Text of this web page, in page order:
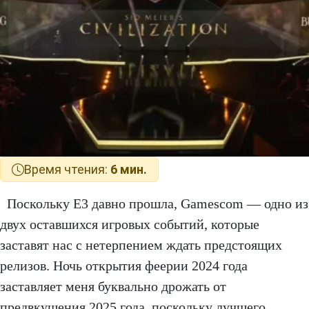
Время чтения: 6 мин.
Поскольку E3 давно прошла, Gamescom — одно из
двух оставшихся игровых событий, которые
заставят нас с нетерпением ждать предстоящих
релизов. Ночь открытия феерии 2024 года
заставляет меня буквально дрожать от